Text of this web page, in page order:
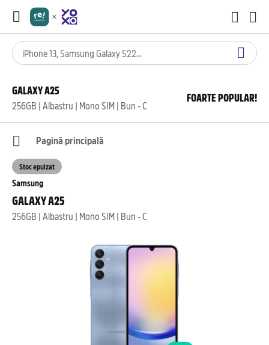
GALAXY A25
256GB | Albastru | Mono SIM | Bun - C
FOARTE POPULAR!
Pagină principală
Samsung
GALAXY A25
256GB | Albastru | Mono SIM | Bun - C
Stoc epuizat